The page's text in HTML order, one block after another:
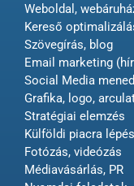
Weboldal,
Kereső
Szövegírás, blog
Email marketing
Social Media
Grafika, logo,
Stratégiai elemzés
Külföldi piacra lépés
Fotózás, videózás
Médiavásárlás, PR